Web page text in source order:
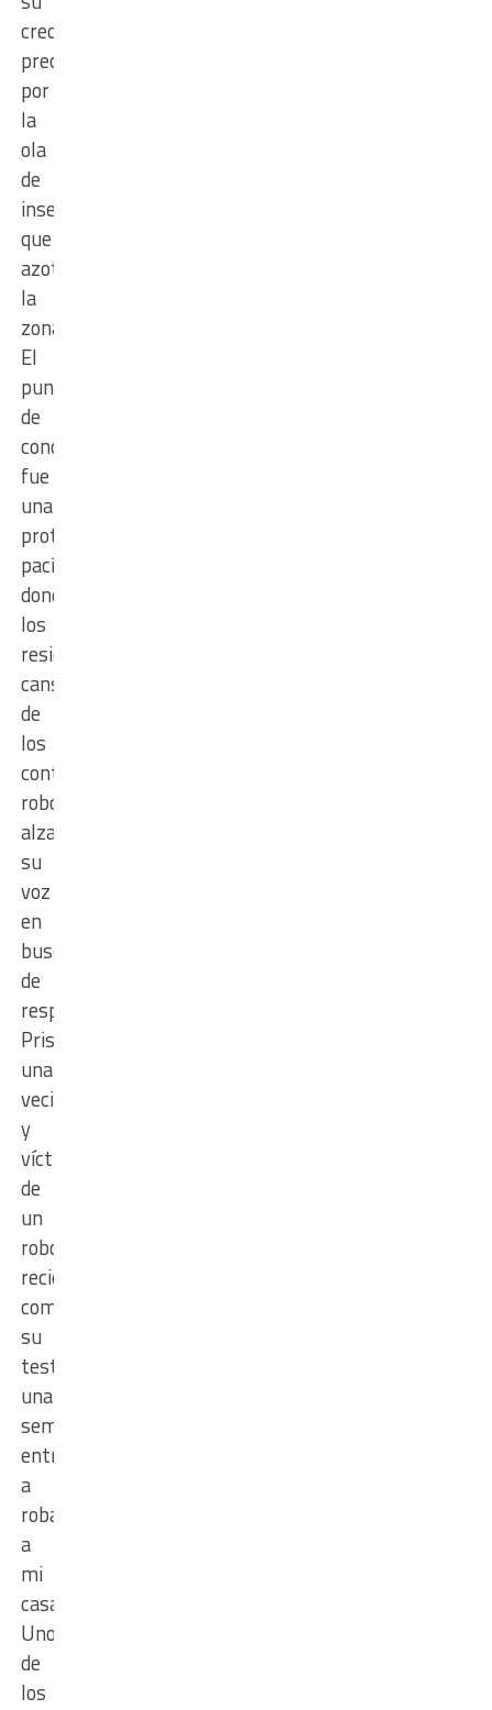
creciente
preocupación
por
la
ola
de
inseguridad
que
azota
la
zona.
El
punto
de
concentración
fue
una
protesta
pacífica
donde
los
residentes,
cansados
de
los
continuos
robos,
alzaron
su
voz
en
busca
de
respuestas.
Priscila,
una
vecina
y
víctima
de
un
robo
reciente,
compartió
su
testimonio. “Hace
una
semana
entraron
a
robar
a
mi
casa.
Uno
de
los